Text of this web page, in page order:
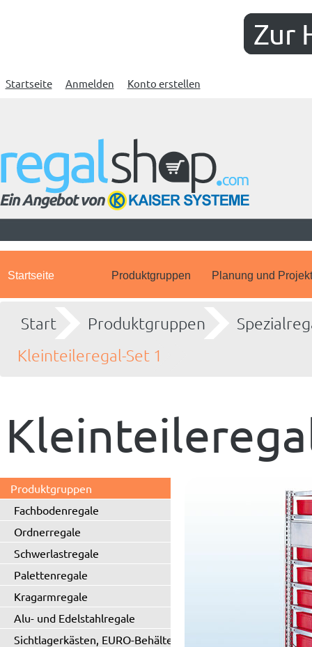
Zur
Startseite Anmelden Konto erstellen
Startseite Produktgruppen Planung und
Start Produktgruppen
Kleinteileregal-Set 1
Produktgruppen
Fachbodenregale
Ordnerregale
Schwerlastregale
Palettenregale
Kragarmregale
Alu- und Edelstahlregale
Sichtlagerkästen, EURO-Behälter